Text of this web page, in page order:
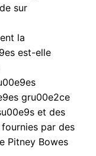
sur
la
est-elle
gru00e2ce
et des
par des
Pitney Bowes